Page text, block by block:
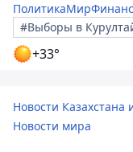
ПолитикаМир
#Выборы в
+33°
Новости Казахстана
Новости мира